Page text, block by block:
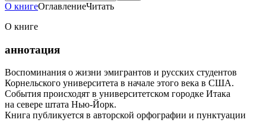
О книгеОглавлениеЧитать
О книге
аннотация
Воспоминания о жизни эмигрантов и русских студентов
Корнельского университета в начале этого века в США.
События происходят в университетском городке Итака
на севере штата Нью-Йорк.
Книга публикуется в авторской орфографии и пунктуации